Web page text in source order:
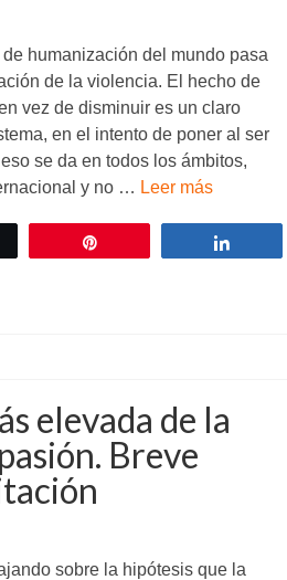
humanización del mundo pasa
de la violencia. El hecho de
vez de disminuir es un claro
en el intento de poner al ser
se da en todos los ámbitos,
y no … Leer más
elevada de la
Breve
sobre la hipótesis que la